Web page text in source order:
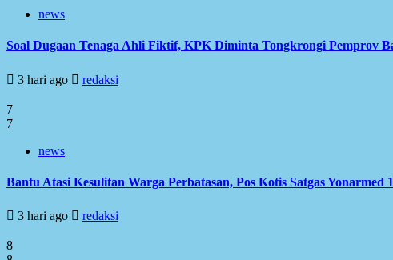
news
Soal Dugaan Tenaga Ahli Fiktif, KPK Diminta Tongkrongi Pemprov
3 hari ago redaksi
7
7
news
Bantu Atasi Kesulitan Warga Perbatasan, Pos Kotis Satgas
3 hari ago redaksi
8